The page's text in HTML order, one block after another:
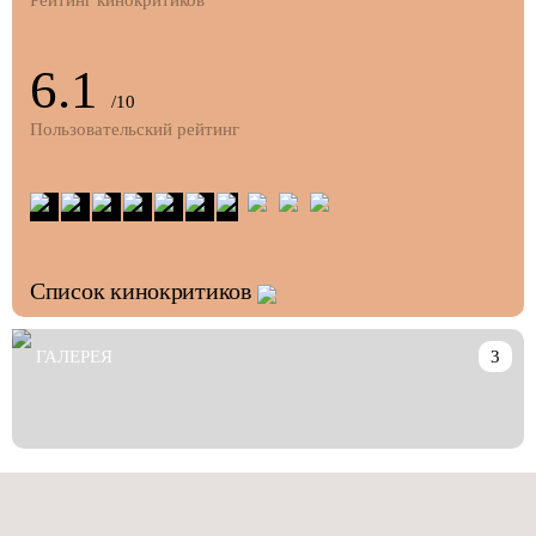
6.1
/10
Пользовательский рейтинг
Список кинокритиков
ГАЛЕРЕЯ 3